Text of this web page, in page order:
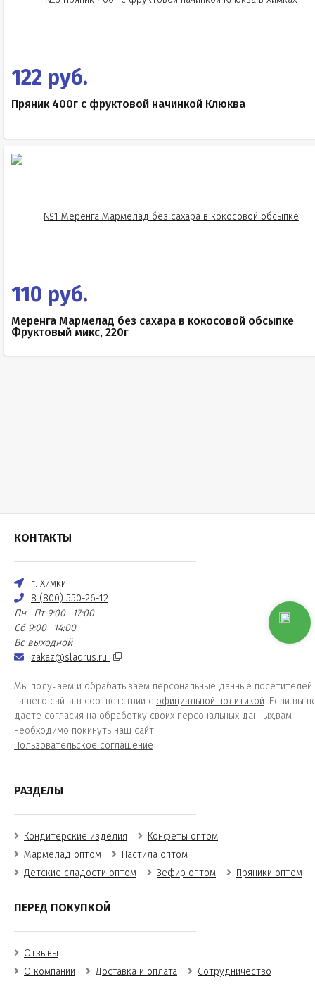
122 руб.
Пряник 400г с фруктовой начинкой Клюква
110 руб.
Меренга Мармелад без сахара в кокосовой обсыпке
Фруктовый микс, 220г
КОНТАКТЫ
г. Химки
8 (800) 550-26-12
Пн—Пт 9:00—17:00
Сб 9:00—14:00
Вс выходной
zakaz@sladrus.ru
Мы получаем и обрабатываем персональные данные посетителей
нашего сайта в соответствии с официальной политикой. Если вы
даете согласия на обработку своих персональных данных,вам
необходимо покинуть наш сайт.
Пользовательское соглашение
РАЗДЕЛЫ
Кондитерские изделия
Конфеты оптом
Мармелад оптом
Пастила оптом
Детские сладости оптом
Зефир оптом Пряники оптом
ПЕРЕД ПОКУПКОЙ
Отзывы
О компании
Доставка и оплата
Сотрудничество